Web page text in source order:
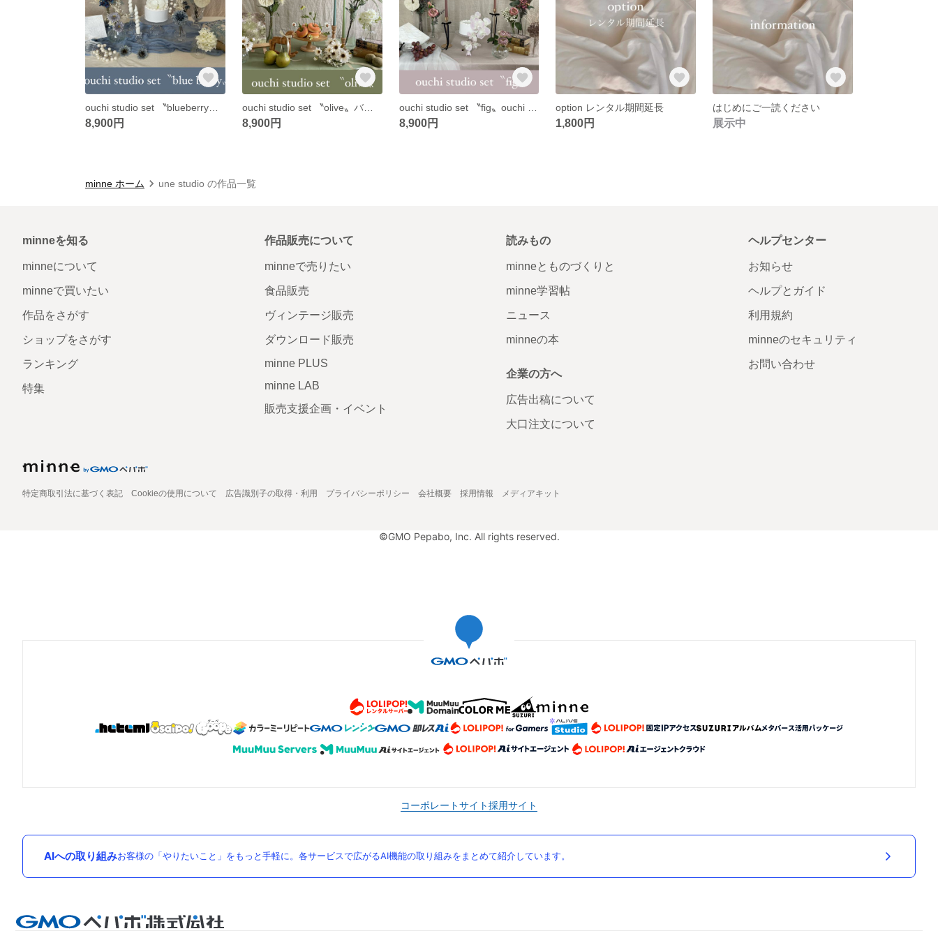
8,900円
ouchi studio set 〝olive〟バースデー 誕生日 ハーフバースデー 100日祝い おうちフォト
8,900円 8,900円
option レンタル期間延長
1,800円
はじめにご一読ください
展示中
minne ホーム une studio の作品一覧
minneを知る
minneについて
minneで買いたい
作品をさがす
ショップをさがす
ランキング
特集
作品販売について
minneで売りたい
食品販売
ヴィンテージ販売
ダウンロード販売
minne PLUS
minne LAB
販売支援企画・イベント
読みもの
minneとものづくりと
minne学習帖
ニュース
minneの本
企業の方へ
広告出稿について
大口注文について
ヘルプセンター
お知らせ
ヘルプとガイド
利用規約
minneのセキュリティ
お問い合わせ
特定商取引法に基づく表記 Cookieの使用について 広告識別子の取得・利用 プライバシーポリシー 会社概要 採用情報 メディアキット
©GMO Pepabo, Inc. All rights reserved.
コーポレートサイト採用サイト
AIへの取り組みお客様の「やりたいこと」をもっと手軽に。各サービスで広がるAI機能の取り組みをまとめて紹介しています。